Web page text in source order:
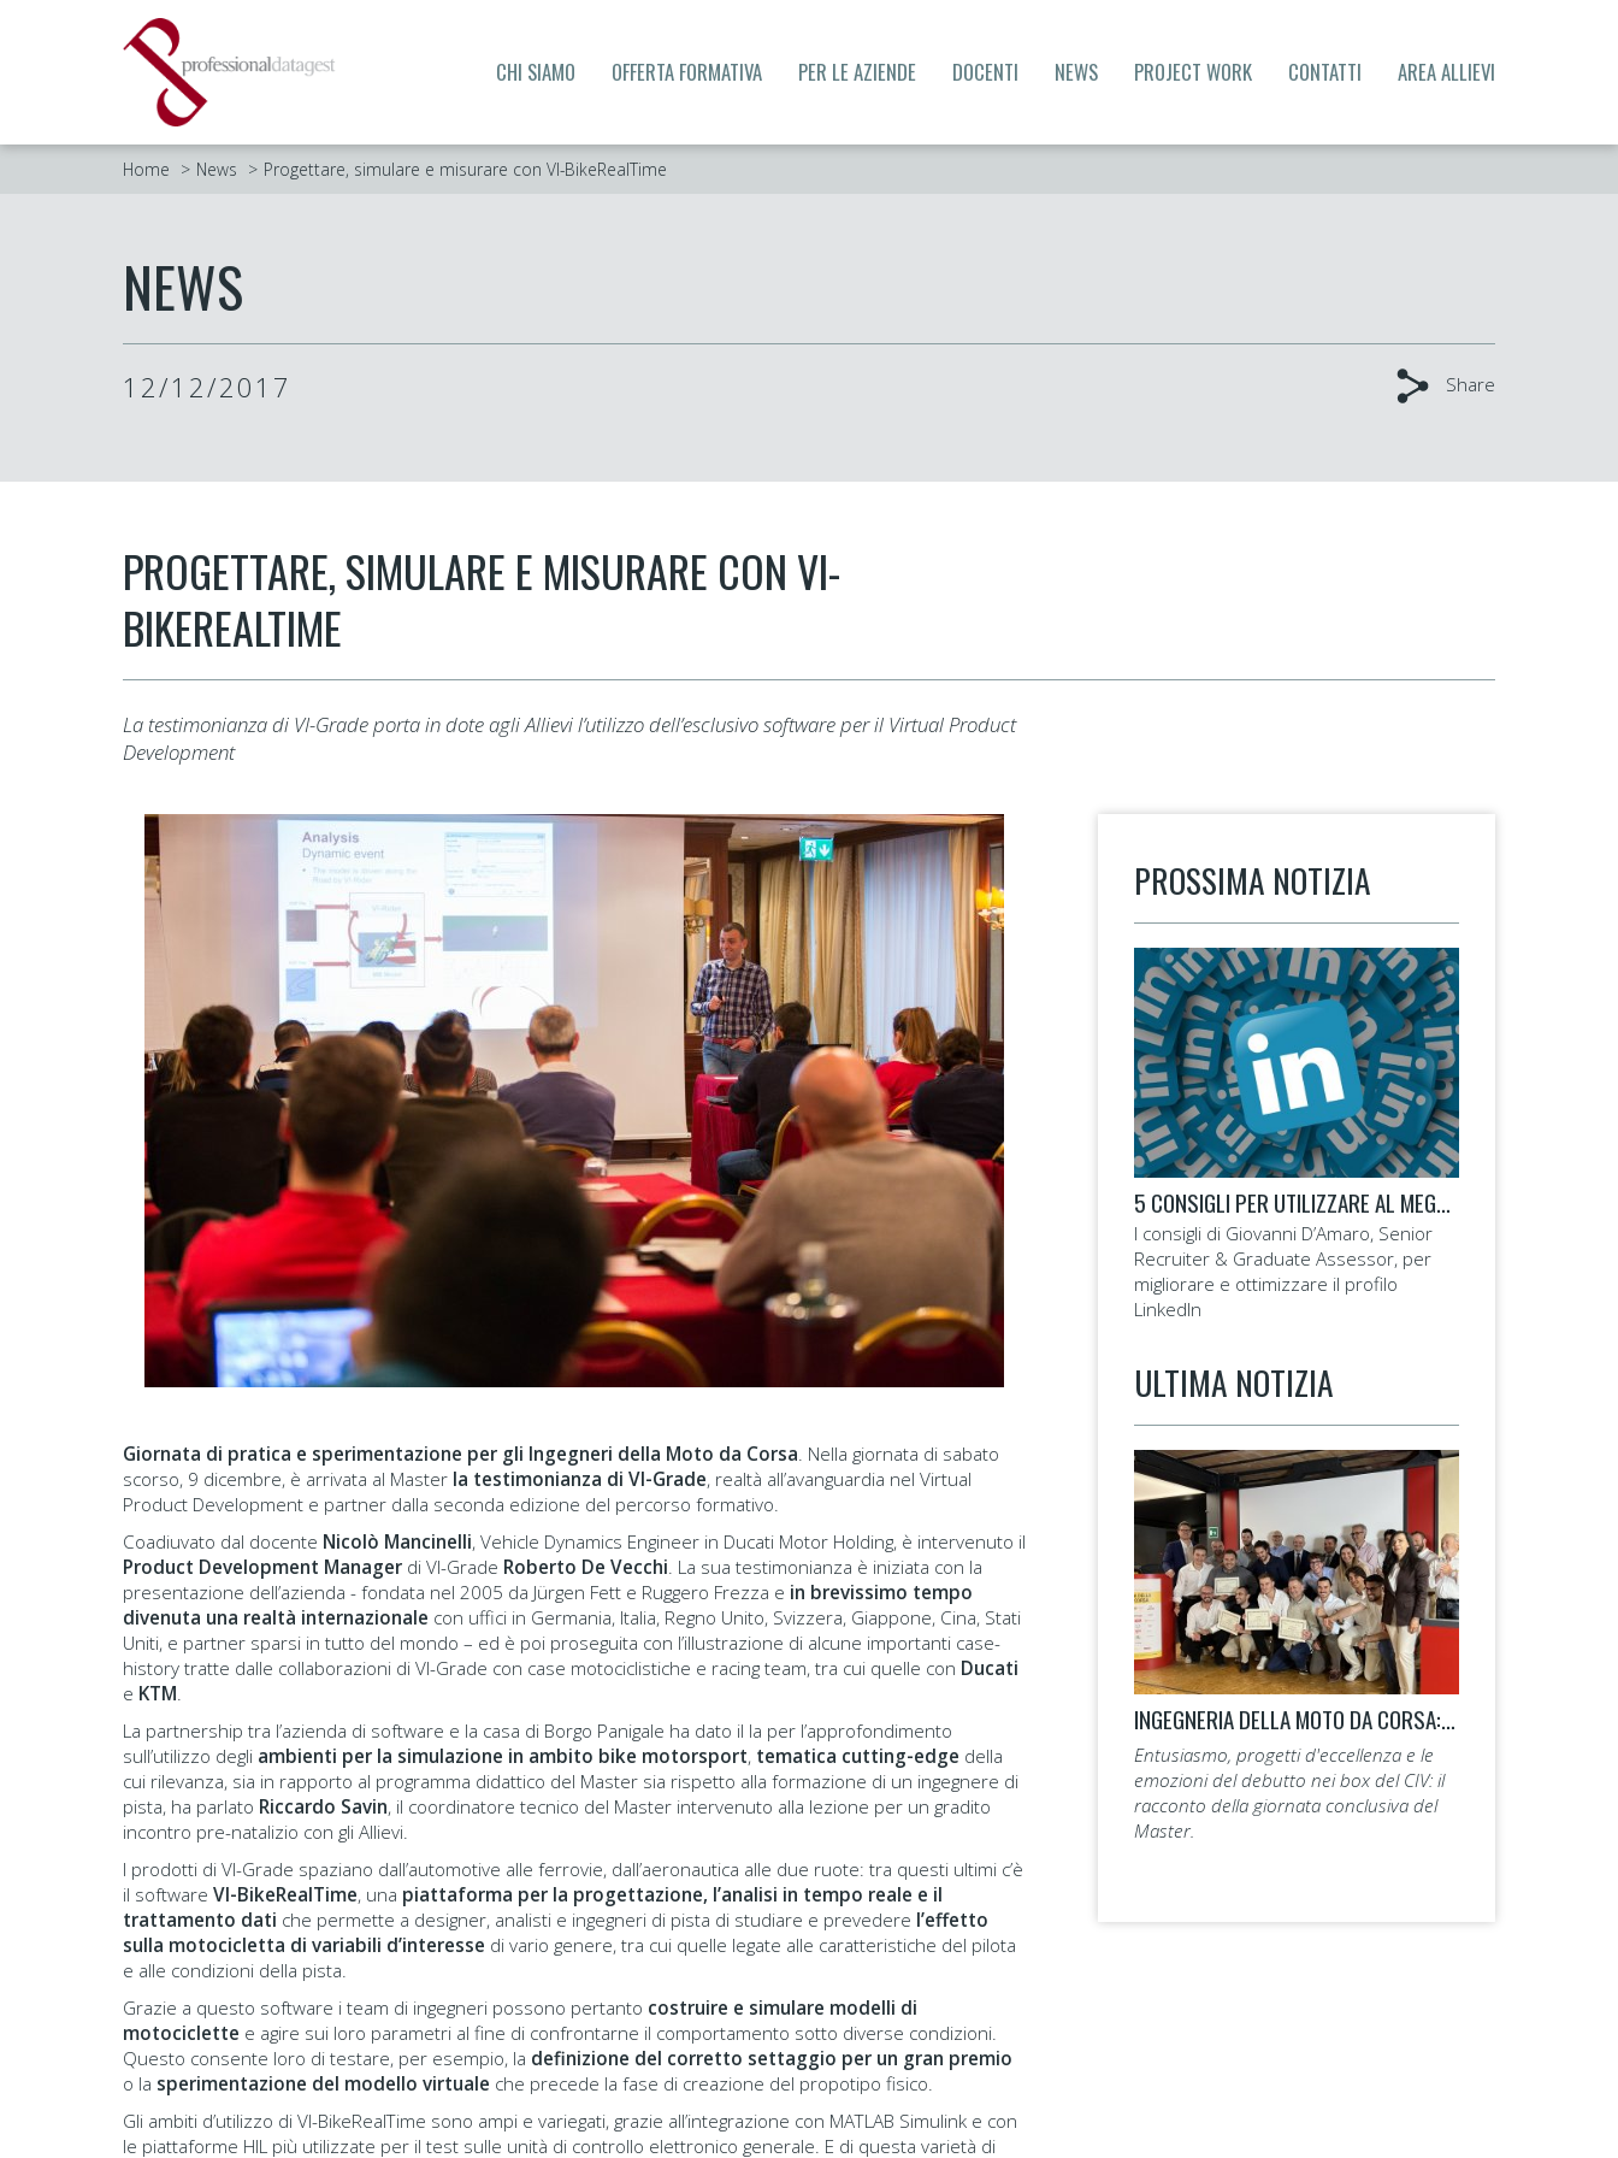
CHI SIAMO OFFERTA FORMATIVA PER LE AZIENDE DOCENTI NEWS PROJECT WORK CONTATTI AREA ALLIEVI
Home News Progettare, simulare e misurare con VI-BikeRealTime
NEWS
12/12/2017 Share
PROGETTARE, SIMULARE E MISURARE CON VI-
BIKEREALTIME
La testimonianza di VI-Grade porta in dote agli Allievi l’utilizzo dell’esclusivo software per il Virtual Product
Development
Giornata di pratica e sperimentazione per gli Ingegneri della Moto da Corsa. Nella giornata di sabato
scorso, 9 dicembre, è arrivata al Master la testimonianza di VI-Grade, realtà all’avanguardia nel Virtual
Product Development e partner dalla seconda edizione del percorso formativo.
Coadiuvato dal docente Nicolò Mancinelli, Vehicle Dynamics Engineer in Ducati Motor Holding, è intervenuto il
Product Development Manager di VI-Grade Roberto De Vecchi. La sua testimonianza è iniziata con la
presentazione dell’azienda - fondata nel 2005 da Jürgen Fett e Ruggero Frezza e in brevissimo tempo
divenuta una realtà internazionale con uffici in Germania, Italia, Regno Unito, Svizzera, Giappone, Cina, Stati
Uniti, e partner sparsi in tutto del mondo – ed è poi proseguita con l’illustrazione di alcune importanti case-
history tratte dalle collaborazioni di VI-Grade con case motociclistiche e racing team, tra cui quelle con Ducati
e KTM.
La partnership tra l’azienda di software e la casa di Borgo Panigale ha dato il la per l’approfondimento
sull’utilizzo degli ambienti per la simulazione in ambito bike motorsport, tematica cutting-edge della
cui rilevanza, sia in rapporto al programma didattico del Master sia rispetto alla formazione di un ingegnere di
pista, ha parlato Riccardo Savin, il coordinatore tecnico del Master intervenuto alla lezione per un gradito
incontro pre-natalizio con gli Allievi.
I prodotti di VI-Grade spaziano dall’automotive alle ferrovie, dall’aeronautica alle due ruote: tra questi ultimi c’è
il software VI-BikeRealTime, una piattaforma per la progettazione, l’analisi in tempo reale e il
trattamento dati che permette a designer, analisti e ingegneri di pista di studiare e prevedere l’effetto
sulla motocicletta di variabili d’interesse di vario genere, tra cui quelle legate alle caratteristiche del pilota
e alle condizioni della pista.
Grazie a questo software i team di ingegneri possono pertanto costruire e simulare modelli di
motociclette e agire sui loro parametri al fine di confrontarne il comportamento sotto diverse condizioni.
Questo consente loro di testare, per esempio, la definizione del corretto settaggio per un gran premio
o la sperimentazione del modello virtuale che precede la fase di creazione del propotipo fisico.
Gli ambiti d’utilizzo di VI-BikeRealTime sono ampi e variegati, grazie all’integrazione con MATLAB Simulink e con
le piattaforme HIL più utilizzate per il test sulle unità di controllo elettronico generale. E di questa varietà di
PROSSIMA NOTIZIA
5 CONSIGLI PER UTILIZZARE AL MEGLIO IL TUO PROFILO LINKEDIN
I consigli di Giovanni D’Amaro, Senior
Recruiter & Graduate Assessor, per
migliorare e ottimizzare il profilo
LinkedIn
ULTIMA NOTIZIA
INGEGNERIA DELLA MOTO DA CORSA: LA 14ª EDIZIONE TAGLIA IL TRAGUARDO.
Entusiasmo, progetti d'eccellenza e le
emozioni del debutto nei box del CIV: il
racconto della giornata conclusiva del
Master.